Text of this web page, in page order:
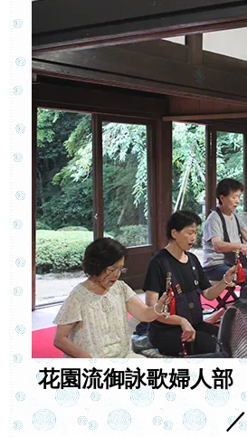
花園流御詠歌婦人